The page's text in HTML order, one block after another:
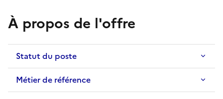
À propos de l'offre
Statut du poste
Métier de référence